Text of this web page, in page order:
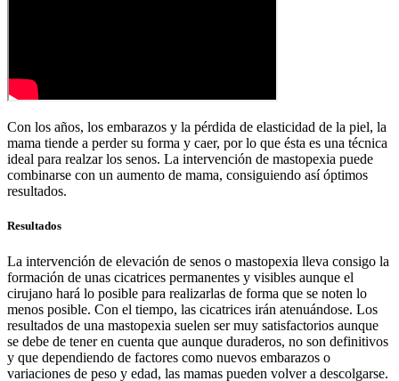
Con los años, los embarazos y la pérdida de elasticidad de la piel, la
mama tiende a perder su forma y caer, por lo que ésta es una técnica
ideal para realzar los senos. La intervención de mastopexia puede
combinarse con un aumento de mama, consiguiendo así óptimos
resultados.
Resultados
La intervención de elevación de senos o mastopexia lleva consigo la
formación de unas cicatrices permanentes y visibles aunque el
cirujano hará lo posible para realizarlas de forma que se noten lo
menos posible. Con el tiempo, las cicatrices irán atenuándose. Los
resultados de una mastopexia suelen ser muy satisfactorios aunque
se debe de tener en cuenta que aunque duraderos, no son definitivos
y que dependiendo de factores como nuevos embarazos o
variaciones de peso y edad, las mamas pueden volver a descolgarse.